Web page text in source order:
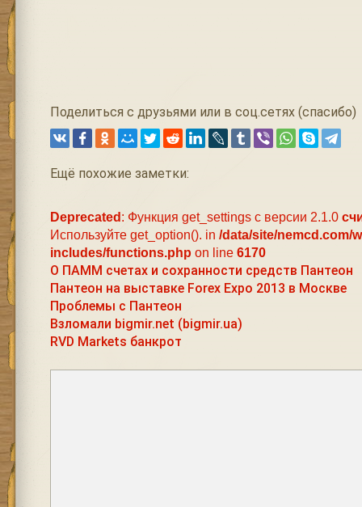
Поделиться с друзьями или в соц.сетях (спасибо)
Ещё похожие заметки:
Deprecated : Функция get_settings с версии 2.1.0
Используйте get_option(). in /data/site/nemcd.com/
includes/functions.php on line 6170
О ПАММ счетах и сохранности средств Пантеон
Пантеон на выставке Forex Expo 2013 в Москве
Проблемы с Пантеон
Взломали bigmir.net (bigmir.ua)
RVD Markets банкрот